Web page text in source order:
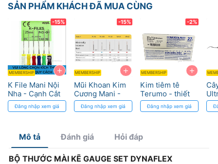
SẢN PHẨM KHÁCH ĐÃ MUA CÙNG
+
-15%
MEMBERSHIP
K File Mani Nội
Nha - Cạnh Cắt
Sắc, Chuẩn ISO
Đăng nhập xem giá
+
-15%
MEMBERSHIP
Mũi Khoan Kim
Cương Mani -
Xâm Lấn Tối
Thiểu, Chuẩn
Đăng nhập xem giá
+
-2%
MEMBERSHIP
Kim tiêm tê
Terumo - thiết
kế ba cạnh siêu
sắc
Đăng nhập xem giá
-
Mô tả Đánh giá Hỏi đáp
BỘ THƯỚC MÀI KẼ GAUGE SET DYNAFLEX